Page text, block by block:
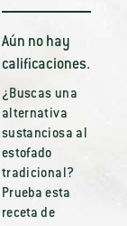
Aún no hay
calificaciones.
¿Buscas una
alternativa
sustanciosa al
estofado
tradicional?
Prueba esta
receta de